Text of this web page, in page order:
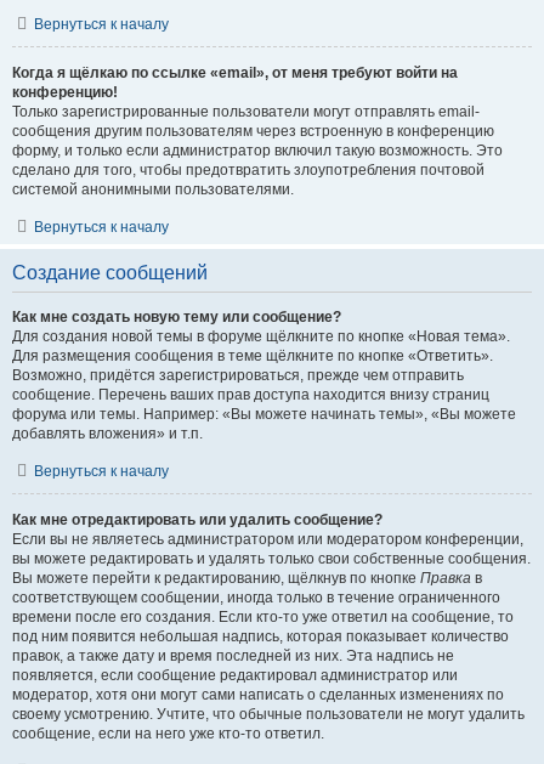
Вернуться к началу
Когда я щёлкаю по ссылке «email», от меня требуют войти на
конференцию!
Только зарегистрированные пользователи могут отправлять email-
сообщения другим пользователям через встроенную в конференцию
форму, и только если администратор включил такую возможность. Это
сделано для того, чтобы предотвратить злоупотребления почтовой
системой анонимными пользователями.
Вернуться к началу
Создание сообщений
Как мне создать новую тему или сообщение?
Для создания новой темы в форуме щёлкните по кнопке «Новая тема».
Для размещения сообщения в теме щёлкните по кнопке «Ответить».
Возможно, придётся зарегистрироваться, прежде чем отправить
сообщение. Перечень ваших прав доступа находится внизу страниц
форума или темы. Например: «Вы можете начинать темы», «Вы можете
добавлять вложения» и т.п.
Вернуться к началу
Как мне отредактировать или удалить сообщение?
Если вы не являетесь администратором или модератором конференции,
вы можете редактировать и удалять только свои собственные сообщения.
Вы можете перейти к редактированию, щёлкнув по кнопке Правка в
соответствующем сообщении, иногда только в течение ограниченного
времени после его создания. Если кто-то уже ответил на сообщение, то
под ним появится небольшая надпись, которая показывает количество
правок, а также дату и время последней из них. Эта надпись не
появляется, если сообщение редактировал администратор или
модератор, хотя они могут сами написать о сделанных изменениях по
своему усмотрению. Учтите, что обычные пользователи не могут удалить
сообщение, если на него уже кто-то ответил.